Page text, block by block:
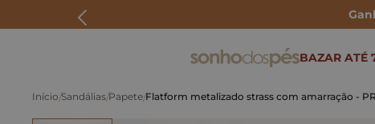
BAZAR ATÉ
Sandálias Papete Flatform metalizado strass com amarração -